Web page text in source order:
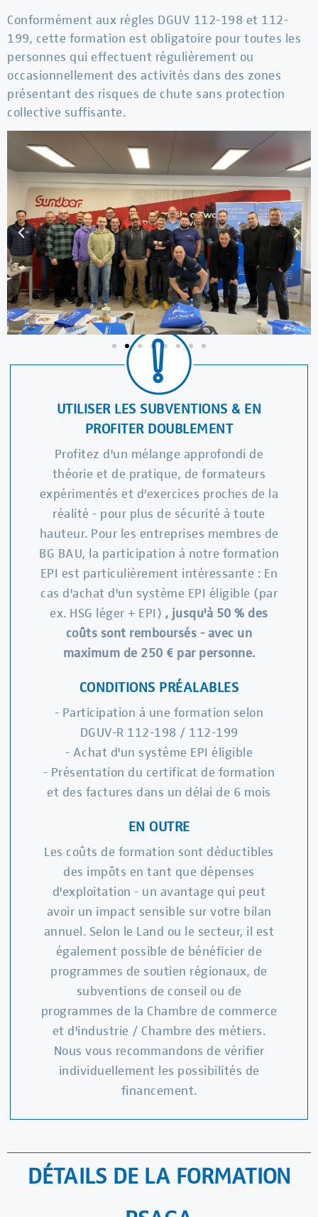
Conformément aux règles DGUV 112-198 et 112-
199, cette formation est obligatoire pour toutes les
personnes qui effectuent régulièrement ou
occasionnellement des activités dans des zones
présentant des risques de chute sans protection
collective suffisante.
UTILISER LES SUBVENTIONS & EN
PROFITER DOUBLEMENT
Profitez d'un mélange approfondi de
théorie et de pratique, de formateurs
expérimentés et d'exercices proches de la
réalité - pour plus de sécurité à toute
hauteur. Pour les entreprises membres de
BG BAU, la participation à notre formation
EPI est particulièrement intéressante : En
cas d'achat d'un système EPI éligible (par
ex. HSG léger + EPI) , jusqu'à 50 % des
coûts sont remboursés - avec un
maximum de 250 € par personne.
CONDITIONS PRÉALABLES
- Participation à une formation selon
DGUV-R 112-198 / 112-199
- Achat d'un système EPI éligible
- Présentation du certificat de formation
et des factures dans un délai de 6 mois
EN OUTRE
Les coûts de formation sont déductibles
des impôts en tant que dépenses
d'exploitation - un avantage qui peut
avoir un impact sensible sur votre bilan
annuel. Selon le Land ou le secteur, il est
également possible de bénéficier de
programmes de soutien régionaux, de
subventions de conseil ou de
programmes de la Chambre de commerce
et d'industrie / Chambre des métiers.
Nous vous recommandons de vérifier
individuellement les possibilités de
financement.
DÉTAILS DE LA FORMATION